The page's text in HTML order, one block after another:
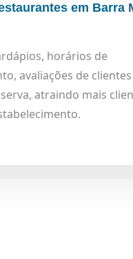
em Barra
horários de
avaliações de
atraindo mais